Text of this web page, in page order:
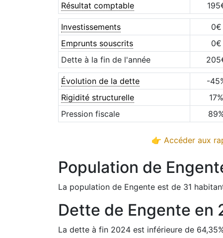
Résultat comptable
195
Investissements 0€
Emprunts souscrits
0€
Dette à la fin de l'année
205
Évolution de la dette -45
Rigidité structurelle
17%
Pression fiscale
89
👉 Accéder aux
Population de
La population de Engente est de 31
Dette de Engente en
La dette à fin 2024 est inférieure de 64,35